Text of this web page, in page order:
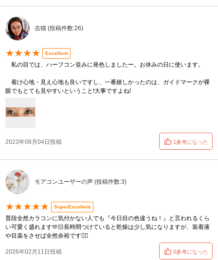
吉猫 (投稿件数:26)
★★★★ Excellent
私の目では、ハーフコン並みに発色しましたー。お休みの日に使います。
着け心地・見え心地も良いですし、一番嬉しかったのは、ガイドマークが裸
眼でもとても見やすいということ!大事ですよね!
2023年08月04日投稿 1参考になった
モアコンユーザーの声 (投稿件数:3)
★★★★★ SuperExcellent
普段全然カラコンに気付かない人でも『今日目の色違うね！』と言われるくら
い可愛く盛れます🫶🏻‎長時間つけていると乾燥は少し気になりますが、装着液
や目薬をさせば全然余裕です🙆‍♀️
2026年02月11日投稿 0参考になった